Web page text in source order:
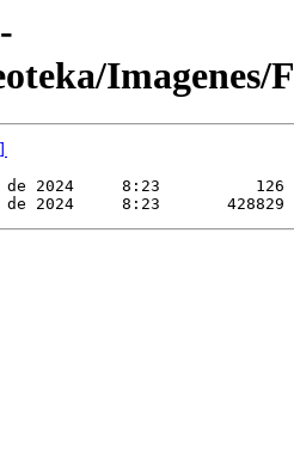
de 2024     8:23          126
de 2024     8:23       428829